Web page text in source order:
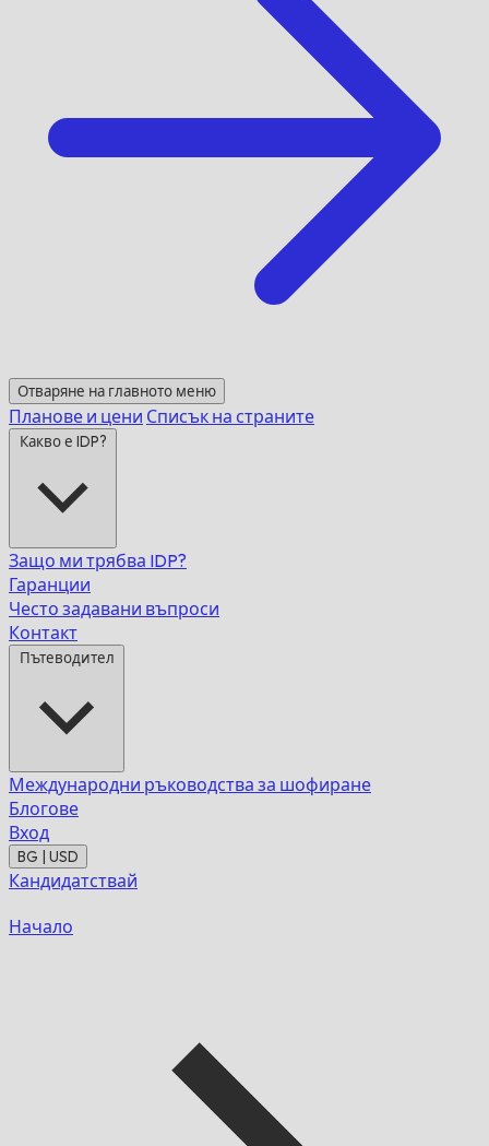
Отваряне на главното меню
Планове и цени Списък на страните
Какво е IDP?
Защо ми трябва IDP?
Гаранции
Често задавани въпроси
Контакт
Пътеводител
Международни ръководства за шофиране
Блогове
Вход
BG | USD
Кандидатствай
Начало